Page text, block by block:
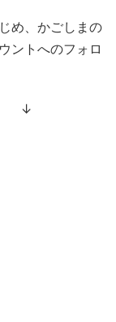
め、かごしまの
ントへのフォロ